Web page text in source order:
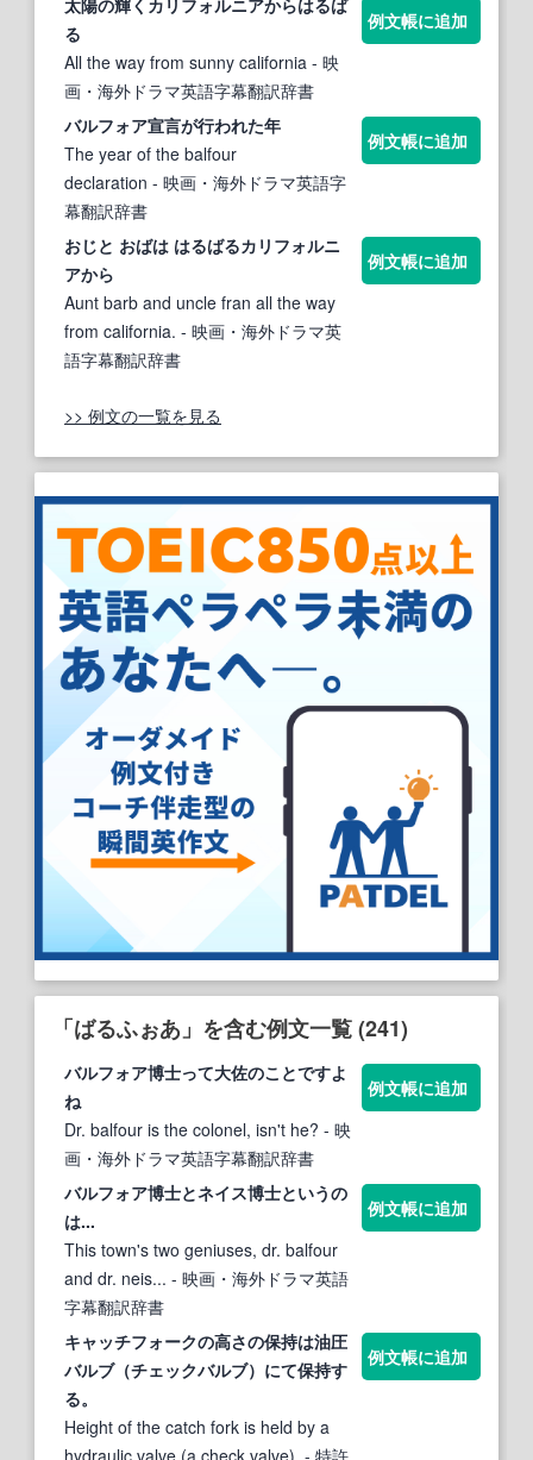
る
All the way from sunny california - 映
画・海外ドラマ英語字幕翻訳辞書
例文帳に追加
バルフォア宣言が行われた年
The year of the balfour
declaration - 映画・海外ドラマ英語字
幕翻訳辞書
例文帳に追加
おじと おばは はるばるカリフォルニ
アから
Aunt barb and uncle fran all the way
from california. - 映画・海外ドラマ英
語字幕翻訳辞書
例文帳に追加
>> 例文の一覧を見る
「ばるふぉあ」を含む例文一覧 (241)
バルフォア博士って大佐のことですよ
ね
Dr. balfour is the colonel, isn't he? - 映
画・海外ドラマ英語字幕翻訳辞書
例文帳に追加
バルフォア博士とネイス博士というの
は...
This town's two geniuses, dr. balfour
and dr. neis... - 映画・海外ドラマ英語
字幕翻訳辞書
例文帳に追加
キャッチフォークの高さの保持は油圧
バルブ（チェックバルブ）にて保持す
る。
Height of the catch fork is held by a
hydraulic valve (a check valve). - 特許
例文帳に追加